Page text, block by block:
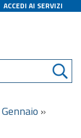
ACCEDI AI SERVIZI
Gennaio »